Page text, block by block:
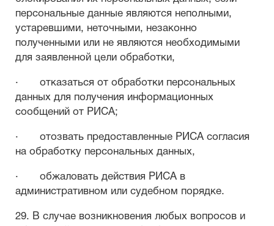
персональные данные являются неполными,
устаревшими, неточными, незаконно
полученными или не являются необходимыми
для заявленной цели обработки,
· отказаться от обработки персональных
данных для получения информационных
сообщений от РИСА;
· отозвать предоставленные РИСА согласия
на обработку персональных данных,
· обжаловать действия РИСА в
административном или судебном порядке.
29. В случае возникновения любых вопросов и